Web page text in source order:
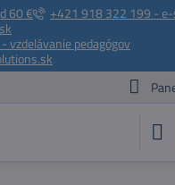
60 €
+421 918 322 199 -
pedagógov